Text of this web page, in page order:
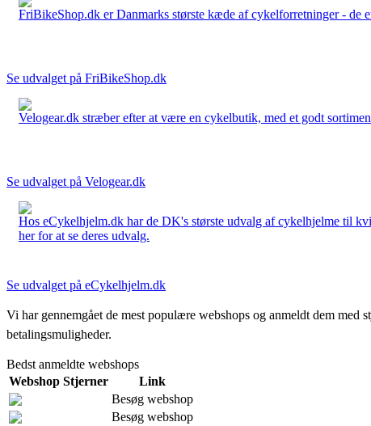
FriBikeShop.dk er Danmarks største kæde af cykelforretninger - de
Se udvalget på FriBikeShop.dk
Velogear.dk stræber efter at være en cykelbutik, med et godt
Se udvalget på Velogear.dk
Hos eCykelhjelm.dk har de DK's største udvalg af cykelhjelme til
her for at se deres udvalg.
Se udvalget på eCykelhjelm.dk
Vi har gennemgået de mest populære webshops og anmeldt dem med
betalingsmuligheder.
Bedst anmeldte webshops
Webshop Stjerner
Link
Besøg webshop
Besøg webshop